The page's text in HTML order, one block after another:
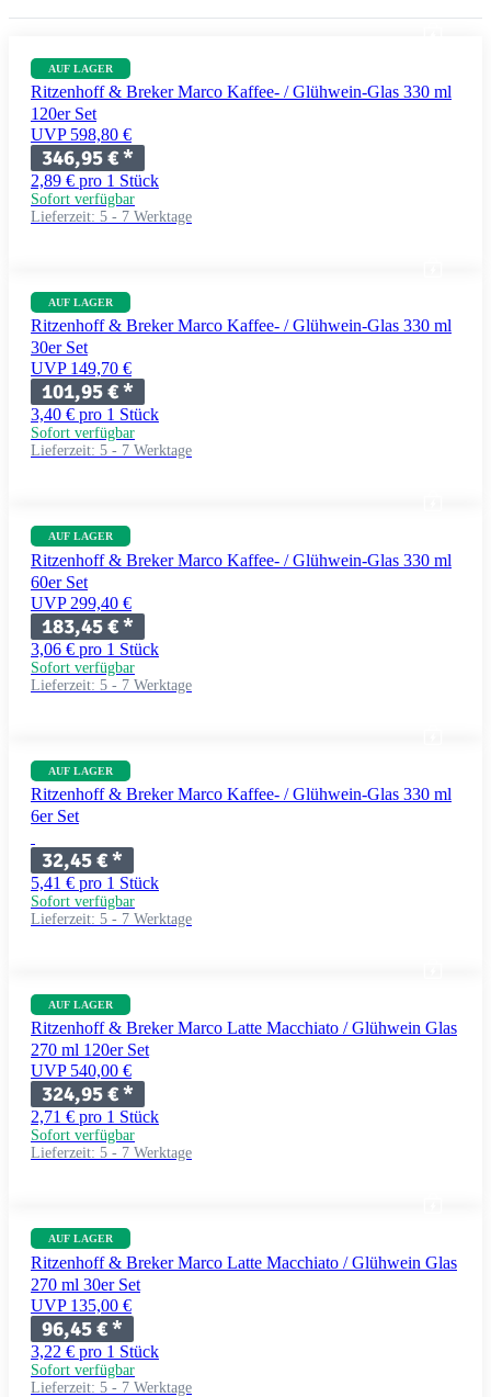
AUF LAGER
Ritzenhoff & Breker Marco Kaffee- / Glühwein-Glas 330 ml
120er Set
UVP 598,80 €
346,95 €*
2,89 € pro 1 Stück
Sofort verfügbar
Lieferzeit: 5 - 7 Werktage
AUF LAGER
Ritzenhoff & Breker Marco Kaffee- / Glühwein-Glas 330 ml
30er Set
UVP 149,70 €
101,95 €*
3,40 € pro 1 Stück
Sofort verfügbar
Lieferzeit: 5 - 7 Werktage
AUF LAGER
Ritzenhoff & Breker Marco Kaffee- / Glühwein-Glas 330 ml
60er Set
UVP 299,40 €
183,45 €*
3,06 € pro 1 Stück
Sofort verfügbar
Lieferzeit: 5 - 7 Werktage
AUF LAGER
Ritzenhoff & Breker Marco Kaffee- / Glühwein-Glas 330 ml
6er Set
32,45 €*
5,41 € pro 1 Stück
Sofort verfügbar
Lieferzeit: 5 - 7 Werktage
AUF LAGER
Ritzenhoff & Breker Marco Latte Macchiato / Glühwein Glas
270 ml 120er Set
UVP 540,00 €
324,95 €*
2,71 € pro 1 Stück
Sofort verfügbar
Lieferzeit: 5 - 7 Werktage
AUF LAGER
Ritzenhoff & Breker Marco Latte Macchiato / Glühwein Glas
270 ml 30er Set
UVP 135,00 €
96,45 €*
3,22 € pro 1 Stück
Sofort verfügbar
Lieferzeit: 5 - 7 Werktage